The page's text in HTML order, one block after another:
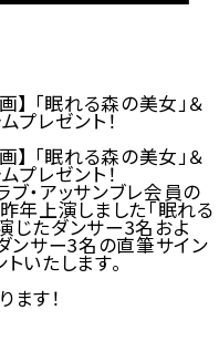
】 「眠れる森の美女」＆
プレゼント！
】 「眠れる森の美女」＆
プレゼント！
・アッサンブレ会員の
年上演しました「眠れる
じたダンサー3名およ
ンサー3名の直筆サイン
いたします。
す！